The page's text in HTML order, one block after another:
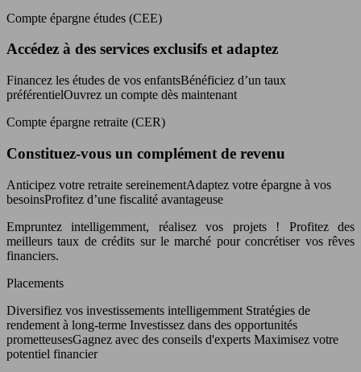
Compte épargne études (CEE)
Accédez à des services exclusifs et adaptez
Financez les études de vos enfantsBénéficiez d’un taux
préférentielOuvrez un compte dès maintenant
Compte épargne retraite (CER)
Constituez-vous un complément de revenu
Anticipez votre retraite sereinementAdaptez votre épargne à vos
besoinsProfitez d’une fiscalité avantageuse
Empruntez intelligemment, réalisez vos projets ! Profitez des
meilleurs taux de crédits sur le marché pour concrétiser vos rêves
financiers.
Placements
Diversifiez vos investissements intelligemment Stratégies de
rendement à long-terme Investissez dans des opportunités
prometteusesGagnez avec des conseils d'experts Maximisez votre
potentiel financier